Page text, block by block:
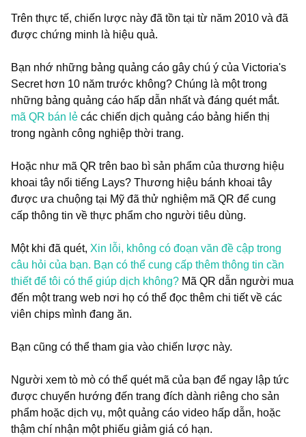
Trên thực tế, chiến lược này đã tồn tại từ năm 2010 và đã
được chứng minh là hiệu quả.
Bạn nhớ những bảng quảng cáo gây chú ý của Victoria's
Secret hơn 10 năm trước không? Chúng là một trong
những bảng quảng cáo hấp dẫn nhất và đáng quét mắt.
mã QR bán lẻ các chiến dịch quảng cáo bảng hiển thị
trong ngành công nghiệp thời trang.
Hoặc như mã QR trên bao bì sản phẩm của thương hiệu
khoai tây nổi tiếng Lays? Thương hiệu bánh khoai tây
được ưa chuộng tại Mỹ đã thử nghiệm mã QR để cung
cấp thông tin về thực phẩm cho người tiêu dùng.
Một khi đã quét, Xin lỗi, không có đoạn văn đề cập trong
câu hỏi của bạn. Bạn có thể cung cấp thêm thông tin cần
thiết để tôi có thể giúp dịch không? Mã QR dẫn người mua
đến một trang web nơi họ có thể đọc thêm chi tiết về các
viên chips mình đang ăn.
Bạn cũng có thể tham gia vào chiến lược này.
Người xem tò mò có thể quét mã của bạn để ngay lập tức
được chuyển hướng đến trang đích dành riêng cho sản
phẩm hoặc dịch vụ, một quảng cáo video hấp dẫn, hoặc
thậm chí nhận một phiếu giảm giá có hạn.